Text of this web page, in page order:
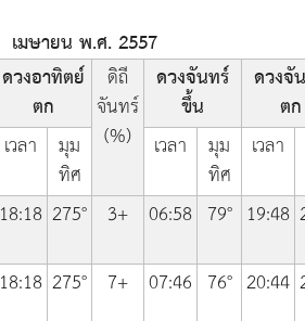
เมษายน พ.ศ. 2557
ดวงอาทิตย์
ตก
ดิถี
จันทร์
(%)
ดวงจันทร์
ขึ้น
ดวงจั
ตก
เวลา มุม
ทิศ
เวลา มุม
ทิศ
เวลา
18:18 275° 3+ 06:58 79° 19:48
18:18 275° 7+ 07:46 76° 20:44